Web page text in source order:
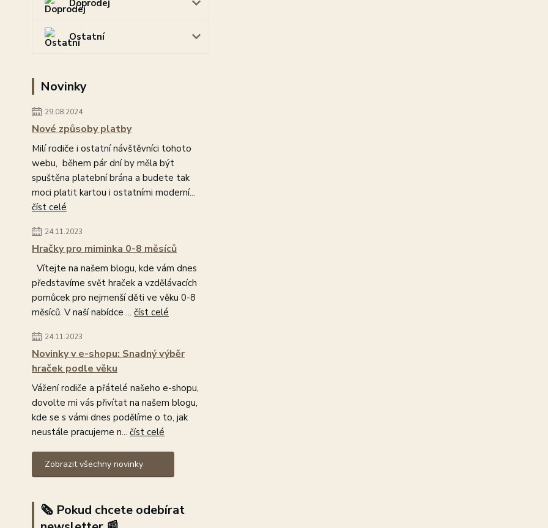
Doprodej
Ostatní
Novinky
29.08.2024
Nové způsoby platby
Milí rodiče i ostatní návštěvníci tohoto
webu, během pár dní by měla být
spuštěna platební brána a budete tak
moci platit kartou i ostatními moderní...
číst celé
24.11.2023
Hračky pro miminka 0-8 měsíců
Vítejte na našem blogu, kde vám dnes
představíme svět hraček a vzdělávacích
pomůcek pro nejmenší děti ve věku 0-8
měsíců. V naší nabídce ... číst celé
24.11.2023
Novinky v e-shopu: Snadný výběr
hraček podle věku
Vážení rodiče a přátelé našeho e-shopu,
dovolte mi vás přivítat na našem blogu,
kde se s vámi dnes podělíme o to, jak
neustále pracujeme n... číst celé
Zobrazit všechny novinky
🗞️ Pokud chcete odebírat